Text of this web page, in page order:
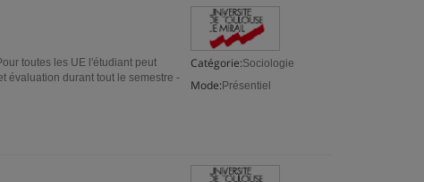
Catégorie:Sociologie
Mode: Présentiel
toutes les UE l'étudiant peut
évaluation durant tout le semestre -